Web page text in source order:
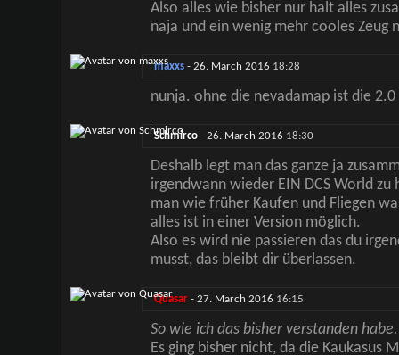
Also alles wie bisher nur halt alles
naja und ein wenig mehr cooles Zeug
maxxs- 26. March 2016 18:28
nunja. ohne die nevadamap ist die
Schmirco- 26. March 2016 18:30
Deshalb legt man das ganze ja
irgendwann wieder EIN DCS World zu
man wie früher Kaufen und Fliegen
alles ist in einer Version möglich.
Also es wird nie passieren das du
musst, das bleibt dir überlassen.
Quasar- 27. March 2016 16:15
So wie ich das bisher verstanden
Es ging bisher nicht, da die Kaukasus